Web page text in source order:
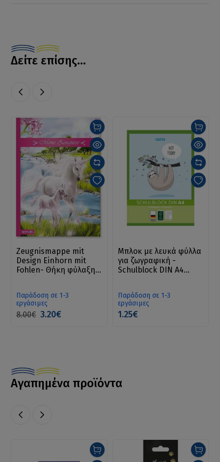
Δείτε επίσης...
Zeugnismappe mit
Design Einhorn mit
Fohlen- Θήκη φύλαξης
Παράδοση σε 1-3
εργάσιμες
8.00€ 3.20€
Μπλοκ με λευκά φύλλα
για ζωγραφική -
Schulblock DIN A4
Παράδοση σε 1-3
εργάσιμες
1.25€
Αγαπημένα προϊόντα